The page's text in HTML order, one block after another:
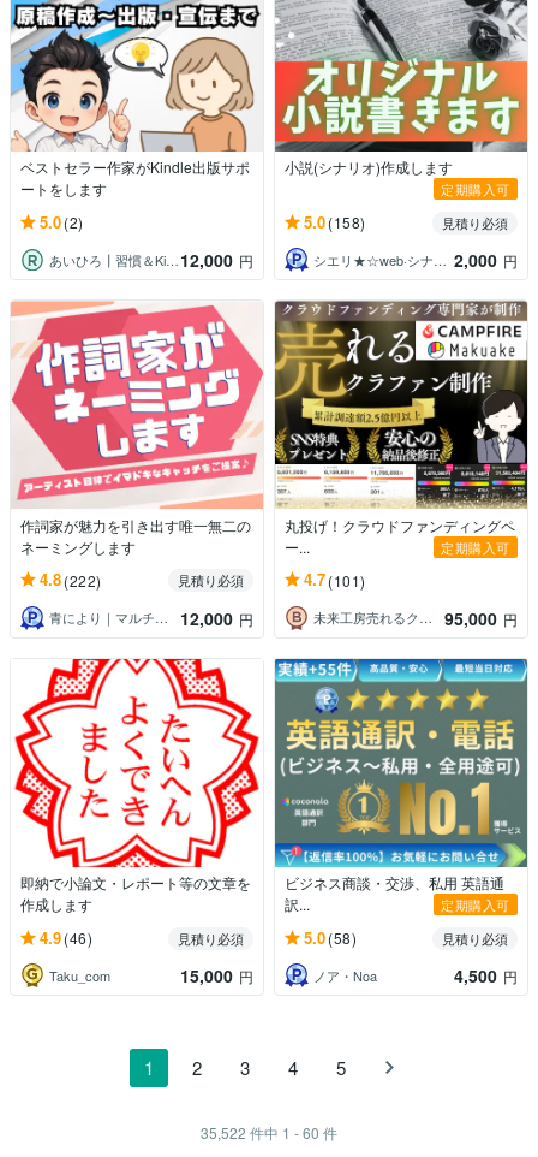
ベストセラー作家がKindle出版サポ
ートをします
5.0(2)
あいひろ┃習慣＆Kindle出版サポート 12,000 円
小説(シナリオ)作成します
定期購入可
5.0(158)
見積り必須
シエリ★☆web·シナリオライター
2,000 円
作詞家が魅力を引き出す唯一無二の
ネーミングします
4.8(222)
見積り必須
青により｜マルチクリエイター
12,000 円
丸投げ！クラウドファンディングペ
ー...
定期購入可
4.7(101)
未来工房売れるクラファン・デザイン制作所 95,000 円
即納で小論文・レポート等の文章を
作成します
4.9(46)
見積り必須
Taku_com
15,000 円
ビジネス商談・交渉、私用 英語通
訳...
定期購入可
5.0(58)
見積り必須
ノア・Noa
4,500 円
1 2 3 4 5
35,522 件中 1 - 60 件